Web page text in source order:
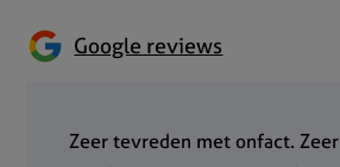
Google reviews
Zeer tevreden met onfact. Zeer